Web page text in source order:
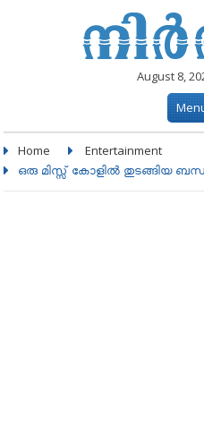
August 8,
Home Entertainment
ഒരു മിസ്സ്‌ കോളിൽ തുടങ്ങിയ